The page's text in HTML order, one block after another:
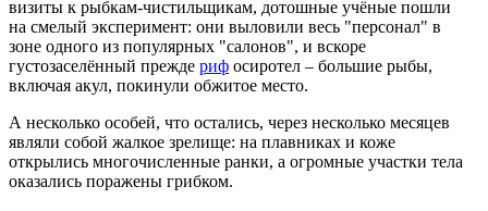
визиты к рыбкам-чистильщикам, дотошные учёные пошли
на смелый эксперимент: они выловили весь "персонал" в
зоне одного из популярных "салонов", и вскоре
густозаселённый прежде риф осиротел – большие рыбы,
включая акул, покинули обжитое место.
А несколько особей, что остались, через несколько месяцев
являли собой жалкое зрелище: на плавниках и коже
открылись многочисленные ранки, а огромные участки тела
оказались поражены грибком.